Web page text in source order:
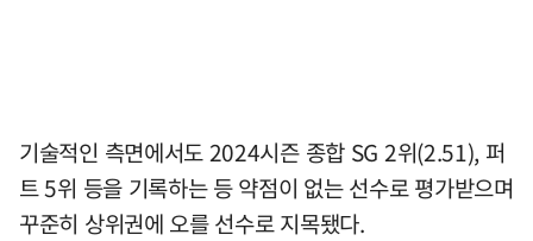
기술적인 측면에서도 2024시즌 종합 SG 2위(2.51), 퍼
트 5위 등을 기록하는 등 약점이 없는 선수로 평가받으며
꾸준히 상위권에 오를 선수로 지목됐다.